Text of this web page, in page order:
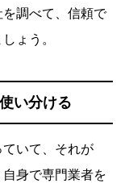
調べて、信頼で
ょう。
い分ける
いて、それが
自身で専門業者を